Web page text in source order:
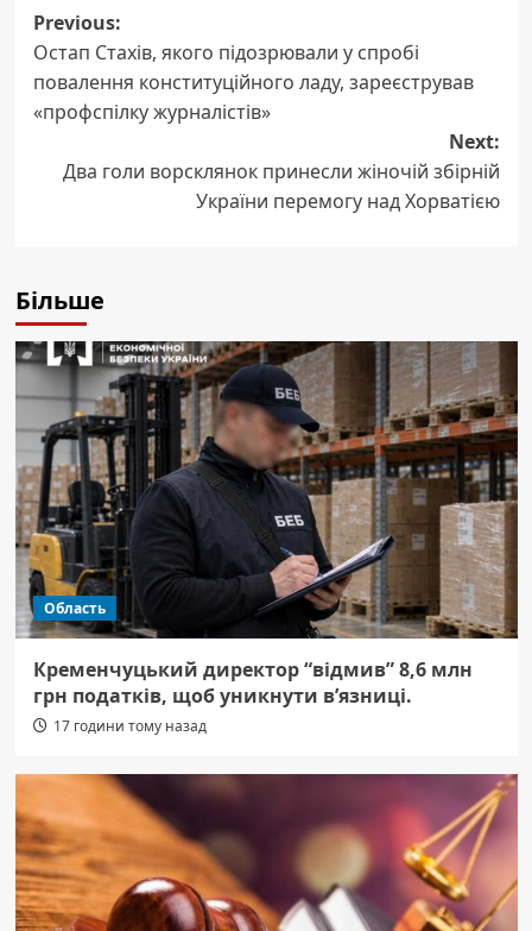
Post
navigation
Previous:
Остап Стахів, якого підозрювали у спробі
повалення конституційного ладу, зареєстрував
«профспілку журналістів»
Next:
Два голи ворсклянок принесли жіночій збірній
України перемогу над Хорватією
Більше
Область
Кременчуцький директор “відмив” 8,6 млн
грн податків, щоб уникнути в’язниці.
17 години тому назад